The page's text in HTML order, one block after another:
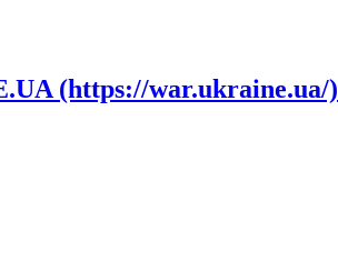
(https://war.ukraine.ua/)